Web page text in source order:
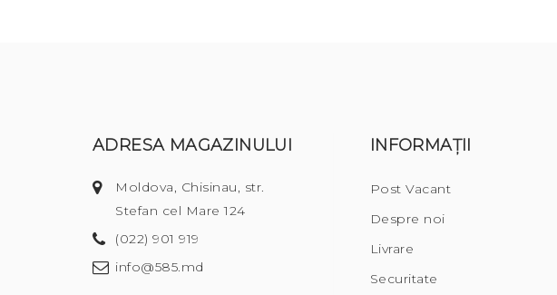
ADRESA MAGAZINULUI
Moldova, Chisinau, str.
Stefan cel Mare 124
(022) 901 919
info@585.md
INFORMAŢII
Post Vacant
Despre noi
Livrare
Securitate